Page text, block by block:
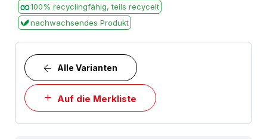
images
gallery
100% recyclingfähig, teils recycelt
nachwachsendes Produkt
Auf die Merkliste
Alle Varianten